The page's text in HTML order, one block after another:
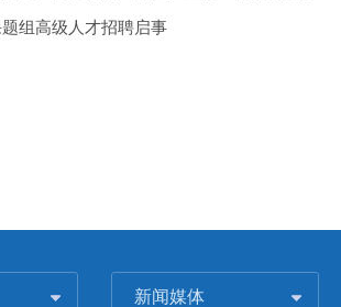
组高级人才招聘启事
新闻媒体